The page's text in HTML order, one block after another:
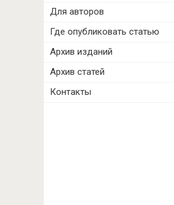
Для авторов
Где опубликовать статью
Архив изданий
Архив статей
Контакты